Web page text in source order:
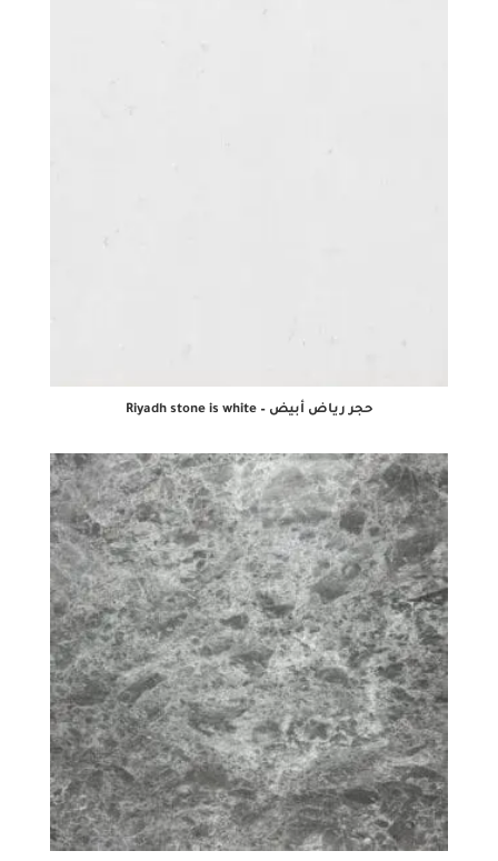
حجر رياض أبيض – Riyadh stone is white